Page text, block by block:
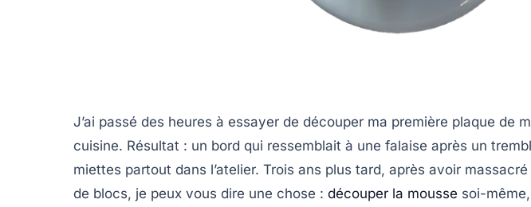
J’ai passé des heures à essayer de découper ma première plaque de
cuisine. Résultat : un bord qui ressemblait à une falaise après un
miettes partout dans l’atelier. Trois ans plus tard, après avoir
de blocs, je peux vous dire une chose : découper la mousse soi-